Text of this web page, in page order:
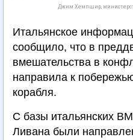
Джим Хемпшир,
Итальянское
сообщило, что в
вмешательства в
направила к
корабля.
С базы итальянских
Ливана были